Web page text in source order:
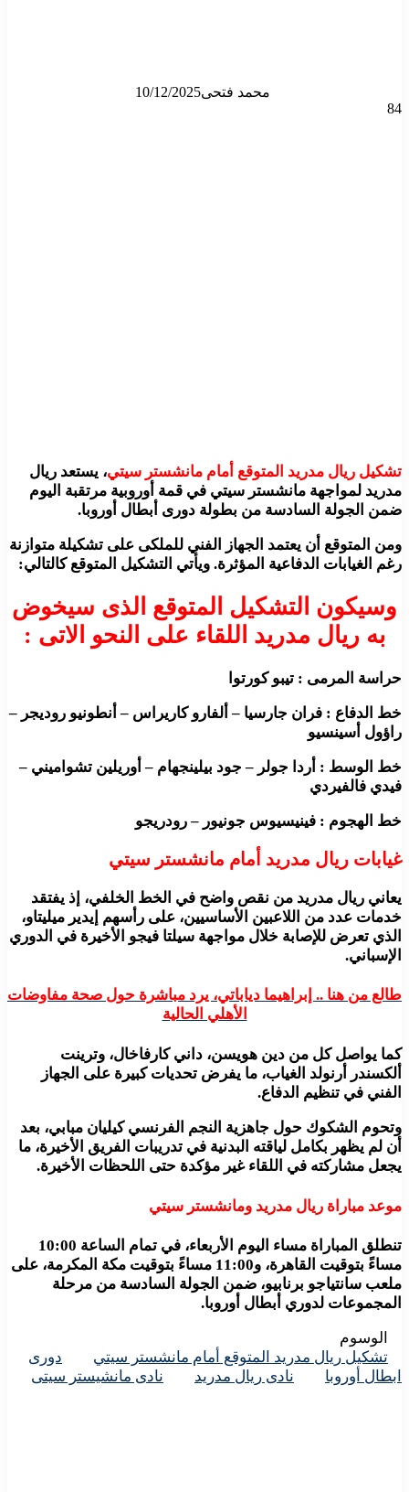
محمد فتحى10/12/2025
84
تشكيل ريال مدريد المتوقع أمام مانشستر سيتي، يستعد ريال
مدريد لمواجهة مانشستر سيتي في قمة أوروبية مرتقبة اليوم
ضمن الجولة السادسة من بطولة دورى أبطال أوروبا.
ومن المتوقع أن يعتمد الجهاز الفني للملكى على تشكيلة متوازنة
رغم الغيابات الدفاعية المؤثرة. ويأتي التشكيل المتوقع كالتالي:
وسيكون التشكيل المتوقع الذى سيخوض
به ريال مدريد اللقاء على النحو الاتى :
حراسة المرمى : تيبو كورتوا
خط الدفاع : فران جارسيا – ألفارو كاريراس – أنطونيو روديجر –
راؤول أسينسيو
خط الوسط : أردا جولر – جود بيلينجهام – أوريلين تشواميني –
فيدي فالفيردي
خط الهجوم : فينيسيوس جونيور – رودريجو
غيابات ريال مدريد أمام مانشستر سيتي
يعاني ريال مدريد من نقص واضح في الخط الخلفي، إذ يفتقد
خدمات عدد من اللاعبين الأساسيين، على رأسهم إيدير ميليتاو،
الذي تعرض للإصابة خلال مواجهة سيلتا فيجو الأخيرة في الدوري
الإسباني.
طالع من هنا .. إبراهيما دياباتي، يرد مباشرة حول صحة مفاوضات
الأهلي الحالية
كما يواصل كل من دين هويسن، داني كارفاخال، وترينت
ألكسندر أرنولد الغياب، ما يفرض تحديات كبيرة على الجهاز
الفني في تنظيم الدفاع.
وتحوم الشكوك حول جاهزية النجم الفرنسي كيليان مبابي، بعد
أن لم يظهر بكامل لياقته البدنية في تدريبات الفريق الأخيرة، ما
يجعل مشاركته في اللقاء غير مؤكدة حتى اللحظات الأخيرة.
موعد مباراة ريال مدريد ومانشستر سيتي
تنطلق المباراة مساء اليوم الأربعاء، في تمام الساعة 10:00
مساءً بتوقيت القاهرة، و11:00 مساءً بتوقيت مكة المكرمة، على
ملعب سانتياجو برنابيو، ضمن الجولة السادسة من مرحلة
المجموعات لدوري أبطال أوروبا.
الوسوم
تشكيل ريال مدريد المتوقع أمام مانشستر سيتي
دورى
ابطال أوروبا
نادى ريال مدريد نادى مانشيستر سيتى